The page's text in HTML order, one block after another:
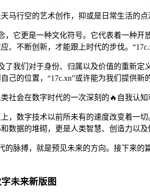
马行空的艺术创作，抑或是日常生活的
，它更是一种文化符号。它代表着一种
、不断创新，才能跟上时代的步伐。
了我们对于身份、归属以及价值的重新
己的位置，“17c.xn”或许能为我们提供新
社会在数字时代的一次深刻的🔥自我认知
，数字技术以前所未有的速度改变着一
数据的堆砌，更是人类智慧、创造力以及
的脉搏，就是预见未来的方向。接下来
未来新版图